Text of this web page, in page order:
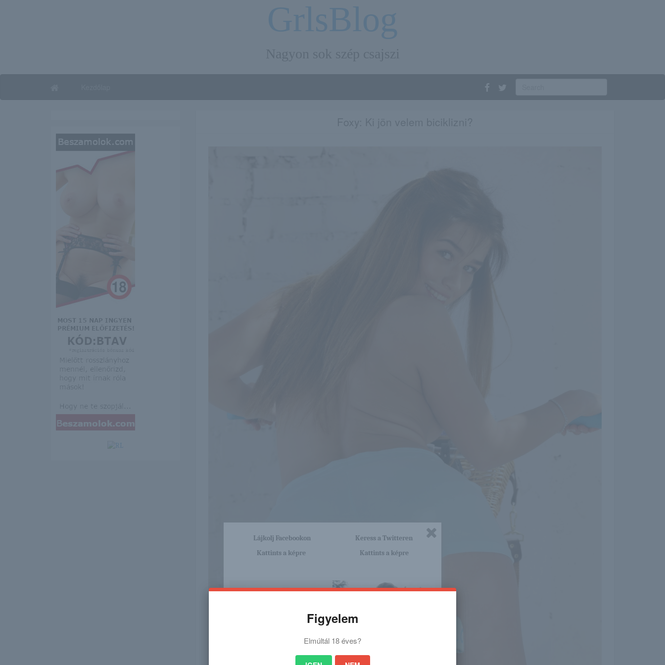
Lájkolj Facebookon
Kattints a képre
Keress a Twitteren
Kattints a képre
Figyelem
Elmúltál 18 éves?